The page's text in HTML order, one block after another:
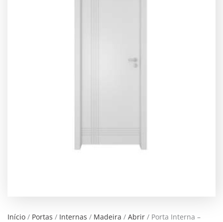
Início / Portas / Internas / Madeira / Abrir / Porta Interna –